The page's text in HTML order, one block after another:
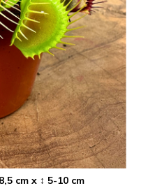
cm x ↕ 5-10 cm